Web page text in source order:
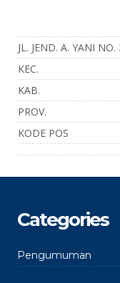
JL. JEND. A. YANI NO.
KEC.
KAB.
PROV.
KODE POS
Categories
Pengumuman